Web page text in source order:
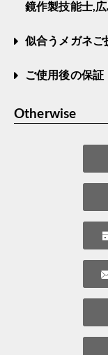
鏡作製技能士,広
似合うメガネご
ご使用後の保証
Otherwise